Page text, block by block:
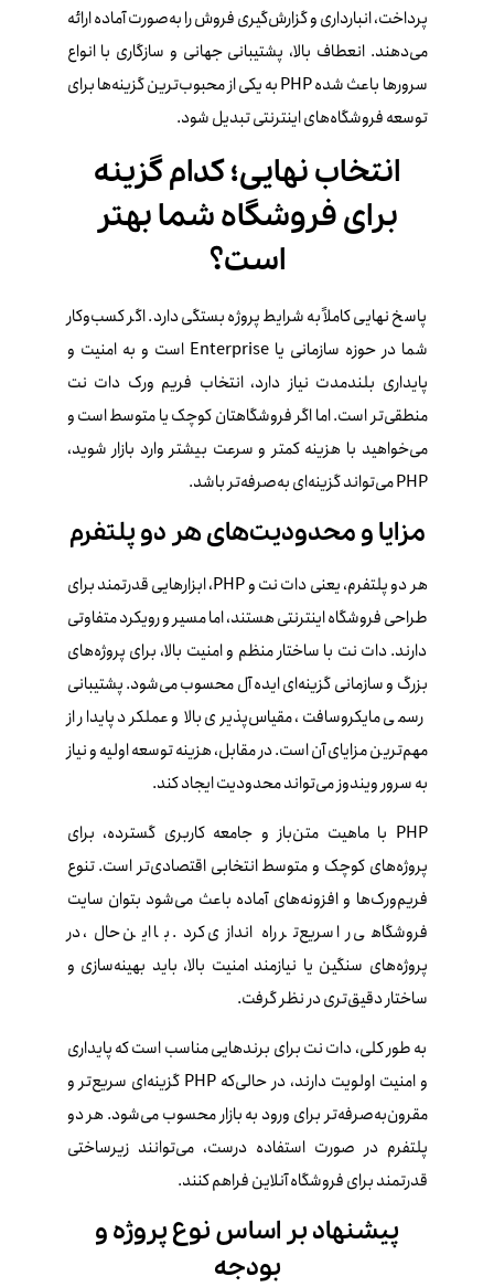
پرداخت، انبارداری و گزارش‌گیری فروش را به‌صورت آماده ارائه
می‌دهند. انعطاف بالا، پشتیبانی جهانی و سازگاری با انواع
سرورها باعث شده PHP به یکی از محبوب‌ترین گزینه‌ها برای
توسعه فروشگاه‌های اینترنتی تبدیل شود.
انتخاب نهایی؛ کدام گزینه
برای فروشگاه شما بهتر
است؟
پاسخ نهایی کاملاً به شرایط پروژه بستگی دارد. اگر کسب‌وکار
شما در حوزه سازمانی یا Enterprise است و به امنیت و
پایداری بلندمدت نیاز دارد، انتخاب فریم‌ ورک دات‌ نت
منطقی‌تر است. اما اگر فروشگاهتان کوچک یا متوسط است و
می‌خواهید با هزینه کمتر و سرعت بیشتر وارد بازار شوید،
PHP می‌تواند گزینه‌ای به‌صرفه‌تر باشد.
مزایا و محدودیت‌های هر دو پلتفرم
هر دو پلتفرم، یعنی دات‌ نت و PHP، ابزارهایی قدرتمند برای
طراحی فروشگاه اینترنتی هستند، اما مسیر و رویکرد متفاوتی
دارند. دات‌ نت با ساختار منظم و امنیت بالا، برای پروژه‌های
بزرگ و سازمانی گزینه‌ای ایده‌ آل محسوب می‌شود. پشتیبانی
رسمی مایکروسافت، مقیاس‌پذیری بالا و عملکرد پایدار از
مهم‌ترین مزایای آن است. در مقابل، هزینه توسعه اولیه و نیاز
به سرور ویندوز می‌تواند محدودیت ایجاد کند.
PHP با ماهیت متن‌باز و جامعه کاربری گسترده، برای
پروژه‌های کوچک و متوسط انتخابی اقتصادی‌تر است. تنوع
فریم‌ورک‌ها و افزونه‌های آماده باعث می‌شود بتوان سایت
فروشگاهی را سریع‌تر راه‌ اندازی کرد. با این حال، در
پروژه‌های سنگین یا نیازمند امنیت بالا، باید بهینه‌سازی و
ساختار دقیق‌تری در نظر گرفت.
به‌ طور کلی، دات‌ نت برای برندهایی مناسب است که پایداری
و امنیت اولویت دارند، در حالی‌که PHP گزینه‌ای سریع‌تر و
مقرون‌به‌صرفه‌تر برای ورود به بازار محسوب می‌شود. هر دو
پلتفرم در صورت استفاده درست، می‌توانند زیرساختی
قدرتمند برای فروشگاه آنلاین فراهم کنند.
پیشنهاد بر اساس نوع پروژه و
بودجه